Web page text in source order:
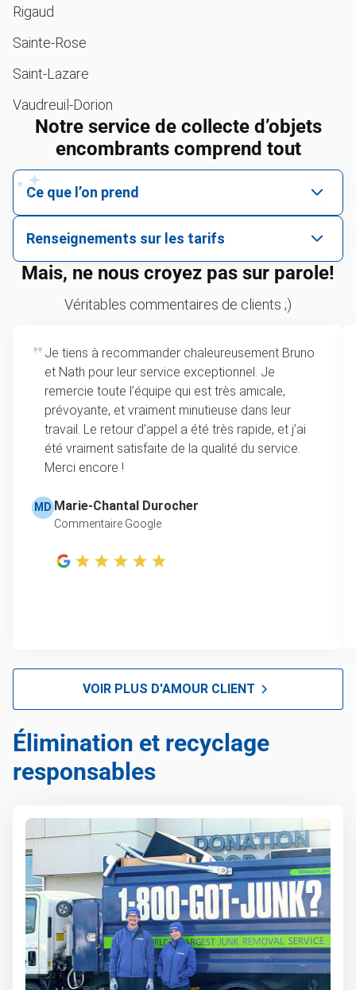
Rigaud
Sainte-Rose
Saint-Lazare
Vaudreuil-Dorion
Notre service de collecte d’objets
encombrants comprend tout
Ce que l’on prend
encombrants.
On prend presque tout objet, à condition qu’il ne soit
pas dangereux.
Collecte de matelas
Recyclage de pneus
Ramassage de meubles
Ramassage de ferraille
Ramassage de télévisions
Ramassage de réfrigérateurs
Ramassage d’électroménagers
Collecte d’ordinateurs portables
Plus sur ce que l’on prend
Renseignements sur les tarifs
Tarifs selon des articles uniques ou selon le
volume du camion
Pour 2 articles ou plus, nos tarifs sont selon la
le camion. Le tarifs commencent au chargement
minimal, soit ⅛ de camion, jusqu’au chargement
complet d’un camion. Si vous n’avez qu’un seul
article, on propose la tarification à l’article. Dans
cette vidéo, notre fondateur, Brian Scudamore,
explique le fonctionnement de nos soumissions
Plus sur la Tarification
Mais, ne nous croyez pas sur parole!
Véritables commentaires de clients ;)
Je tiens à recommander chaleureusement Bruno
et Nath pour leur service exceptionnel. Je
remercie toute l’équipe qui est très amicale,
prévoyante, et vraiment minutieuse dans leur
travail. Le retour d’appel a été très rapide, et j’ai
été vraiment satisfaite de la qualité du service.
Merci encore !
MD Marie-Chantal Durocher
Commentaire Google
VOIR PLUS D'AMOUR CLIENT
Élimination et recyclage
responsables